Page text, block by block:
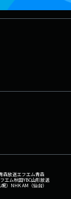
森放送エフエム青森
エム秋田YBC山形放送
） NHK AM（仙台）